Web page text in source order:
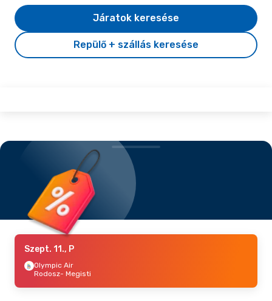
Repülő + szállás keresése
Járatok keresése
Szept. 11., P
Olympic Air
Rodosz- Megisti